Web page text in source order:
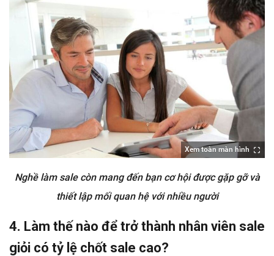
Xem toàn màn hình
Nghề làm sale còn mang đến bạn cơ hội được gặp gỡ và
thiết lập mối quan hệ với nhiều người
4. Làm thế nào để trở thành nhân viên sale
giỏi có tỷ lệ chốt sale cao?